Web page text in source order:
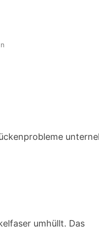
umhüllt. Das